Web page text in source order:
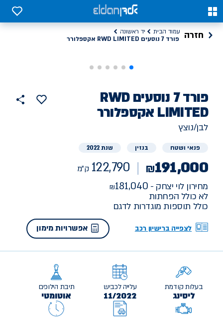
0
0
חזרה עמוד הבית
יד ראשונה
פורד 7 נוסעים RWD LIMITED אקספלורר
רכב
יד
ראשונה
פורד
7 נוסעים RWD
LIMITED אקספלורר
הוסף
למועדפים
לבן/נוצץ
פנאי ושטח בנזין שנת 2022
₪191,000
122,790 ק"מ
מחירון לוי יצחק - 181,040
לא כולל הפחתות
כולל תוספות מוגדרות לדגם
לצפייה ברישיון רכב אפשרויות מימון
בעלות קודמת
ליסינג
עלייה לכביש
11/2022
תיבת הילוכים
אוטומטי